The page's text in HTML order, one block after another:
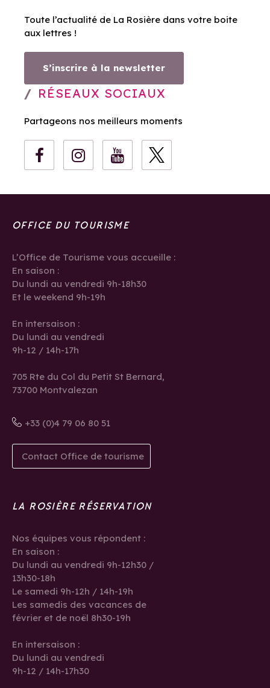
Toute l’actualité de La Rosière dans votre boite
aux lettres !
S’inscrire à la newsletter
RÉSEAUX SOCIAUX
Partageons nos meilleurs moments
OFFICE DU TOURISME
L’Office de Tourisme vous accueille :
En saison :
Du lundi au vendredi 9h-18h30
Et le weekend 9h-19h
En intersaison :
Du lundi au vendredi
9h-12 / 14h-17h
705 Rte du Col du Petit St Bernard,
73700 Montvalezan
+33 (0)4 79 06 80 51
Contact Office de tourisme
LA ROSIÈRE RÉSERVATION
Nos équipes vous répondent :
En saison :
Du lundi au vendredi 9h-12h30 /
13h30-18h
Le samedi 9h-12h / 14h-19h
Les samedis des vacances de
février et de noël 8h30-19h
En intersaison :
Du lundi au vendredi
9h-12 / 14h-17h30